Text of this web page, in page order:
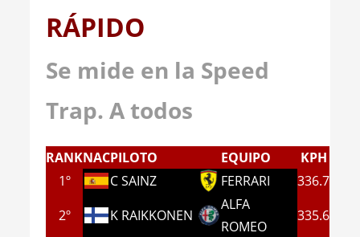
RÁPIDO
Se mide en la Speed
Trap. A todos
RANKNACPILOTO EQUIPO
KPH
1º
C SAINZ FERRARI
336.7
2º
K RAIKKONEN
ALFA
ROMEO
335.6